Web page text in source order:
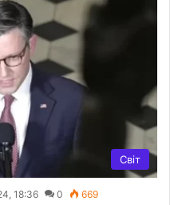
Світ
18:36 0 669